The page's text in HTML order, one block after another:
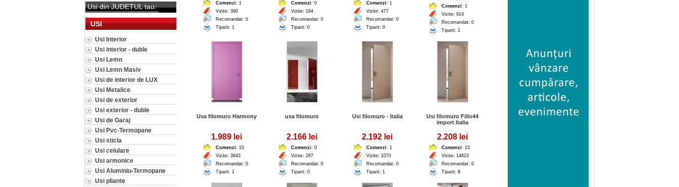
Usi din JUDETUL tau:
USI
Usi Interior
Usi interior - duble
Usi Lemn
Usi Lemn Masiv
Usi de interior de LUX
Usi Metalice
Usi de exterior
Usi exterior - duble
Usi de Garaj
Usi Pvc-Termopane
Usi sticla
Usi celulare
Usi armonice
Usi Aluminiu-Termopane
Usi pliante
Comenzi: 1
Vizite: 390
Recomandat: 0
Tiparit: 1
Comenzi: 0
Vizite: 194
Recomandat: 0
Tiparit: 0
Comenzi: 1
Vizite: 477
Recomandat: 0
Tiparit: 0
Comenzi: 1
Vizite: 914
Recomandat: 0
Tiparit: 1
Usa filomuro Harmony
1.989 lei
Comenzi: 10
Vizite: 3643
Recomandat: 0
Tiparit: 1
usa filomuro
2.166 lei
Comenzi: 0
Vizite: 287
Recomandat: 0
Tiparit: 0
Usi filomuro - Italia
2.192 lei
Comenzi: 1
Vizite: 1070
Recomandat: 0
Tiparit: 1
Usi filomuro Fillo44
import Italia
2.208 lei
Comenzi: 15
Vizite: 14823
Recomandat: 0
Tiparit: 8